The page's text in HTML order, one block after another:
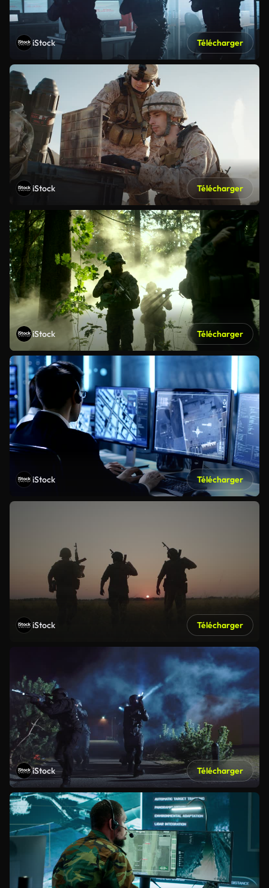
iStock Télécharger
iStock Télécharger
iStock Télécharger
iStock Télécharger
iStock Télécharger
iStock Télécharger